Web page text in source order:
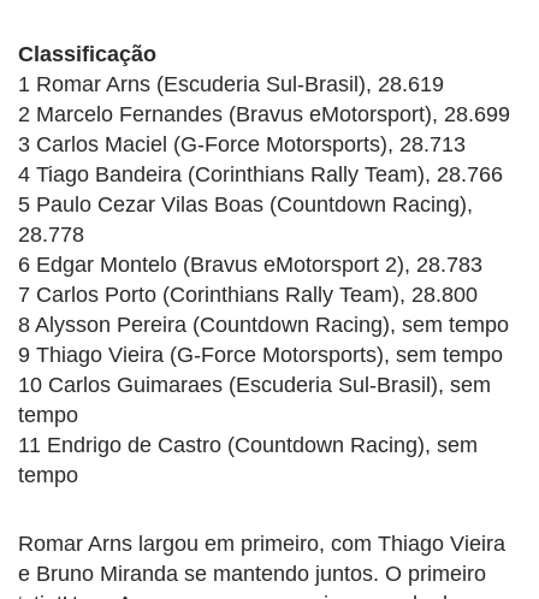
Classificação
1 Romar Arns (Escuderia Sul-Brasil), 28.619
2 Marcelo Fernandes (Bravus eMotorsport), 28.699
3 Carlos Maciel (G-Force Motorsports), 28.713
4 Tiago Bandeira (Corinthians Rally Team), 28.766
5 Paulo Cezar Vilas Boas (Countdown Racing),
28.778
6 Edgar Montelo (Bravus eMotorsport 2), 28.783
7 Carlos Porto (Corinthians Rally Team), 28.800
8 Alysson Pereira (Countdown Racing), sem tempo
9 Thiago Vieira (G-Force Motorsports), sem tempo
10 Carlos Guimaraes (Escuderia Sul-Brasil), sem
tempo
11 Endrigo de Castro (Countdown Racing), sem
tempo
Romar Arns largou em primeiro, com Thiago Vieira
e Bruno Miranda se mantendo juntos. O primeiro